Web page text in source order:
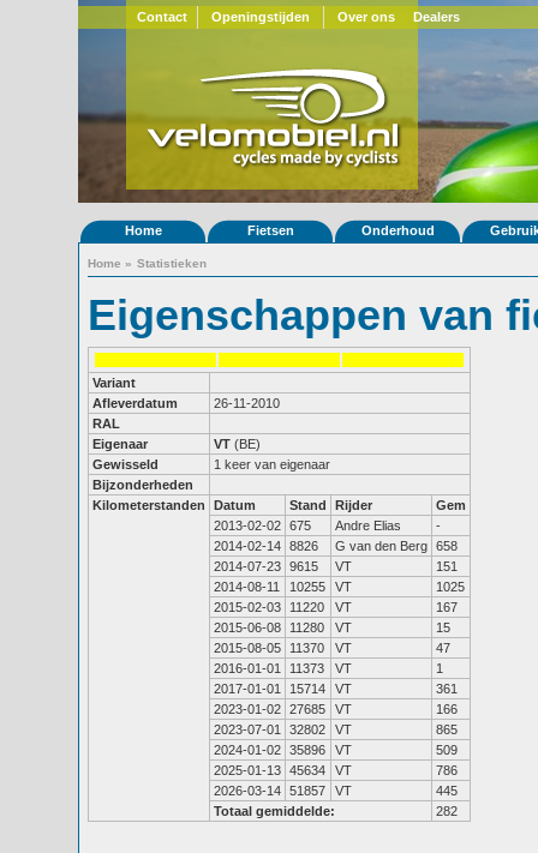
Contact Openingstijden Over ons Dealers
Home Fietsen Onderhoud
Home » Statistieken
Eigenschappen van
Variant
Afleverdatum
26-11-2010
RAL
Eigenaar
VT (BE)
Gewisseld
1 keer van eigenaar
Bijzonderheden
Kilometerstanden
Datum Stand Rijder
Gem
2013-02-02 675 Andre Elias
-
2014-02-14 8826 G van den Berg 658
2014-07-23 9615 VT
151
2014-08-11
10255 VT
1025
2015-02-03
11220 VT
167
2015-06-08
11280 VT
15
2015-08-05
11370 VT
47
2016-01-01
11373 VT
1
2017-01-01
15714 VT
361
2023-01-02 27685 VT
166
2023-07-01
32802 VT
865
2024-01-02 35896 VT
509
2025-01-13 45634 VT
786
2026-03-14 51857 VT
445
Totaal gemiddelde:
282